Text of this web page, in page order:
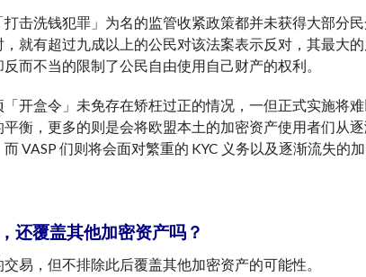
击洗钱犯罪」为名的监管收紧政策都并未获得大部分
就有超过九成以上的公民对该法案表示反对，其最大
而不当的限制了公民自由使用自己财产的权利。
开盒令」未免存在矫枉过正的情况，一但正式实施将
衡，更多的则是会将欧盟本土的加密资产使用者们从
VASP 们则将会面对繁重的 KYC 义务以及逐渐流失的加
还覆盖其他加密资产吗？
易，但不排除此后覆盖其他加密资产的可能性。